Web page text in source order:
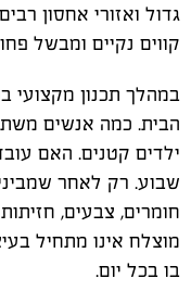
גדול ואזורי אחסון
קווים נקיים ומבשל
במהלך תכנון מקצועי
הבית. כמה אנשים
ילדים קטנים. האם
שבוע. רק לאחר
חומרים, צבעים,
מוצלח אינו מתחיל
בו בכל יום.